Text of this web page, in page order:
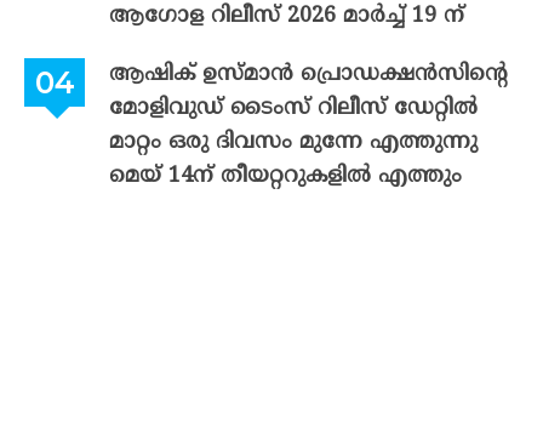
ആഗോള റിലീസ് 2026 മാർച്ച് 19 ന്
ആഷിക് ഉസ്മാൻ പ്രൊഡക്ഷൻസിന്റെ
മോളിവുഡ് ടൈംസ് റിലീസ് ഡേറ്റിൽ
മാറ്റം ഒരു ദിവസം മുന്നേ എത്തുന്നു
മെയ് 14ന് തീയറ്ററുകളിൽ എത്തും